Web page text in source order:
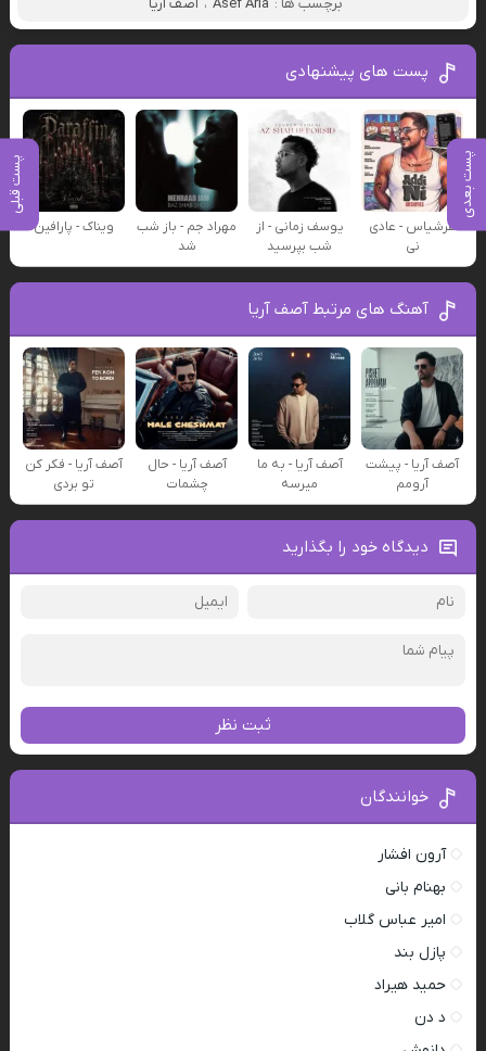
پست بعدی پست قبلی
پست های پیشنهادی
عرشیاس - عادی
نی
یوسف زمانی - از
شب بپرسید
مهراد جم - باز شب
شد
ویناک - پارافین
آهنگ های مرتبط آصف آریا
آصف آریا - پیشت
آرومم
آصف آریا - به ما
میرسه
آصف آریا - حال
چشمات
آصف آریا - فکر کن
تو بردی
دیدگاه خود را بگذارید
ثبت نظر
خوانندگان
آرون افشار
بهنام بانی
امیر عباس گلاب
پازل بند
حمید هیراد
د دن